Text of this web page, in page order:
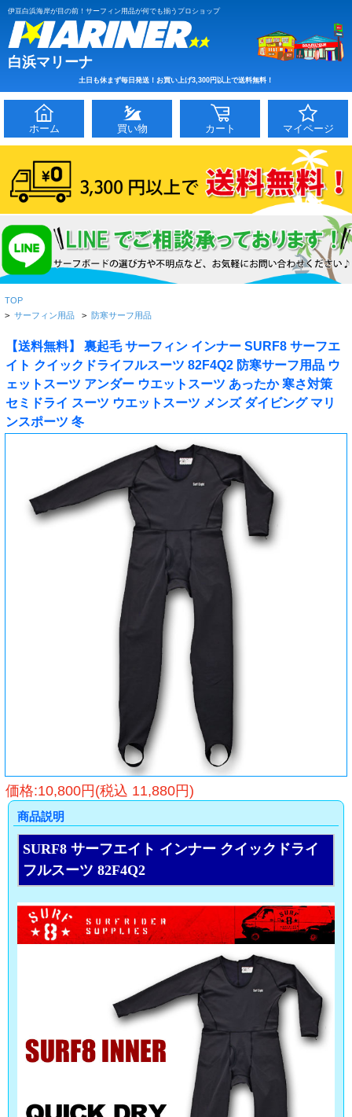
伊豆白浜海岸が目の前！サーフィン用品が何でも揃うプロショップ
白浜マリーナ
土日も休まず毎日発送！お買い上げ3,300円以上で送料無料！
ホーム 買い物 カート マイページ
TOP
> サーフィン用品 > 防寒サーフ用品
【送料無料】 裏起毛 サーフィン インナー SURF8 サーフエ
イト クイックドライフルスーツ 82F4Q2 防寒サーフ用品 ウ
ェットスーツ アンダー ウエットスーツ あったか 寒さ対策
セミドライ スーツ ウエットスーツ メンズ ダイビング マリ
ンスポーツ 冬
価格:10,800円(税込 11,880円)
商品説明
SURF8 サーフエイト インナー クイックドライ
フルスーツ 82F4Q2